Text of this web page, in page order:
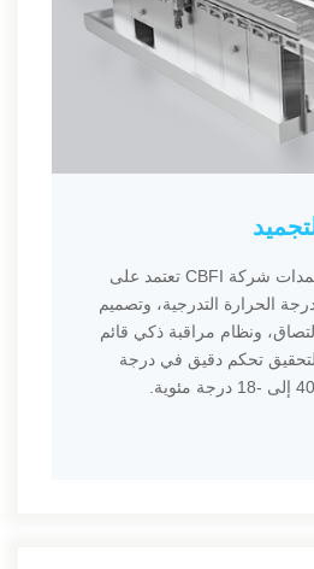
التقنية الأساسية لمجمدات شركة CBFI تعتمد على
الحرارة التدرجية، وتصميم
ونظام مراقبة ذكي قائم
لتحقيق تحكم دقيق في درجة